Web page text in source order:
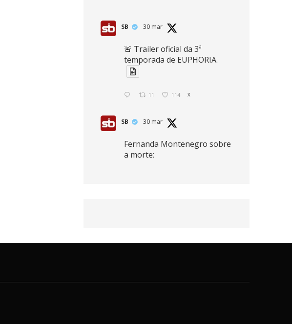
SB 30 mar
🚨 Trailer oficial da 3ª
temporada de EUPHORIA.
11 114 X
SB 30 mar
Fernanda Montenegro sobre
a morte:
SB 30 mar